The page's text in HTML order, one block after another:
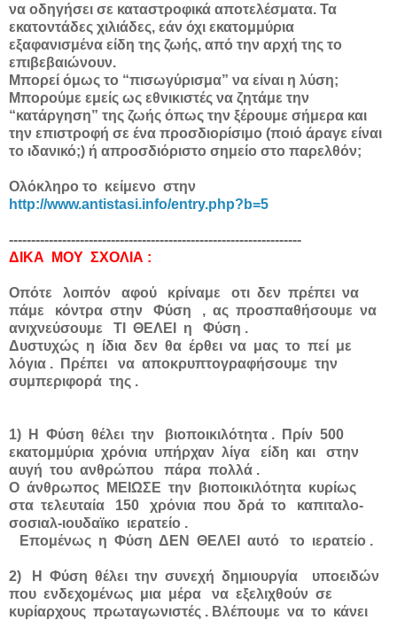
να οδηγήσει σε καταστροφικά αποτελέσματα. Τα
εκατοντάδες χιλιάδες, εάν όχι εκατομμύρια
εξαφανισμένα είδη της ζωής, από την αρχή της το
επιβεβαιώνουν.
Μπορεί όμως το “πισωγύρισμα” να είναι η λύση;
Μπορούμε εμείς ως εθνικιστές να ζητάμε την
“κατάργηση” της ζωής όπως την ξέρουμε σήμερα και
την επιστροφή σε ένα προσδιορίσιμο (ποιό άραγε είναι
το ιδανικό;) ή απροσδιόριστο σημείο στο παρελθόν;
Ολόκληρο το κείμενο στην
http://www.antistasi.info/entry.php?b=5
------------------------------------------------------------------
ΔΙΚΑ ΜΟΥ ΣΧΟΛΙΑ :
Οπότε λοιπόν αφού κρίναμε οτι δεν πρέπει να
πάμε κόντρα στην Φύση , ας προσπαθήσουμε να
ανιχνεύσουμε ΤΙ ΘΕΛΕΙ η Φύση .
Δυστυχώς η ίδια δεν θα έρθει να μας το πεί με
λόγια . Πρέπει να αποκρυπτογραφήσουμε την
συμπεριφορά της .
1) Η Φύση θέλει την βιοποικιλότητα . Πρίν 500
εκατομμύρια χρόνια υπήρχαν λίγα είδη και στην
αυγή του ανθρώπου πάρα πολλά .
Ο άνθρωπος ΜΕΙΩΣΕ την βιοποικιλότητα κυρίως
στα τελευταία 150 χρόνια που δρά το καπιταλο-
σοσιαλ-ιουδαϊκο ιερατείο .
Επομένως η Φύση ΔΕΝ ΘΕΛΕΙ αυτό το ιερατείο .
2) Η Φύση θέλει την συνεχή δημιουργία υποειδών
που ενδεχομένως μια μέρα να εξελιχθούν σε
κυρίαρχους πρωταγωνιστές . Βλέπουμε να το κάνει